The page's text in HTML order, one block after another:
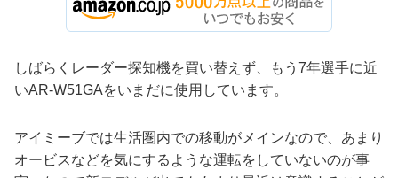
しばらくレーダー探知機を買い替えず、もう7年選手に近
いAR-W51GAをいまだに使用しています。
アイミーブでは生活圏内での移動がメインなので、あまり
オービスなどを気にするような運転をしていないのが事